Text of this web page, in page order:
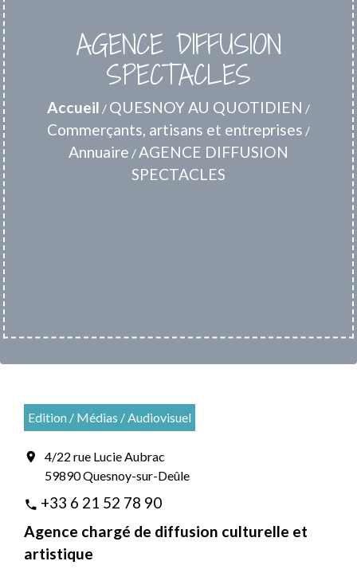
AGENCE DIFFUSION
SPECTACLES
Accueil / QUESNOY AU QUOTIDIEN /
Commerçants, artisans et entreprises /
Annuaire /AGENCE DIFFUSION
SPECTACLES
Edition / Médias / Audiovisuel
location_on
4/22 rue Lucie Aubrac
59890 Quesnoy-sur-Deûle
phone +33 6 21 52 78 90
Agence chargé de diffusion culturelle et
artistique